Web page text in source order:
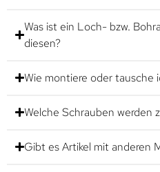
Was ist ein Loch- bzw.
diesen?
Wie montiere oder tausche
Welche Schrauben werden
Gibt es Artikel mit anderen